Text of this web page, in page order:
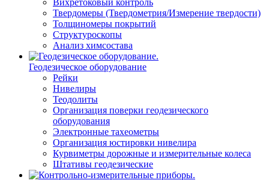
Вихретоковый контроль
Твердомеры (Твердометрия/Измерение твердости)
Толщиномеры покрытий
Структуроскопы
Анализ химсостава
Геодезическое оборудование
Рейки
Нивелиры
Теодолиты
Организация поверки геодезического
оборудования
Электронные тахеометры
Организация юстировки нивелира
Курвиметры дорожные и измерительные колеса
Штативы геодезические